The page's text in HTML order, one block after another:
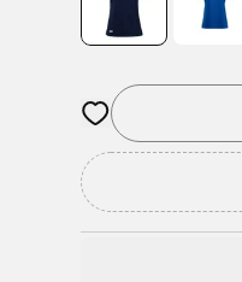
Åpner en Modal